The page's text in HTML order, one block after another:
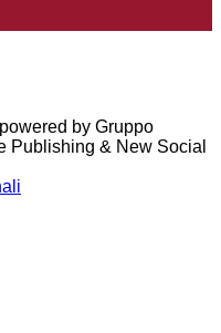
by Gruppo
Publishing & New Social